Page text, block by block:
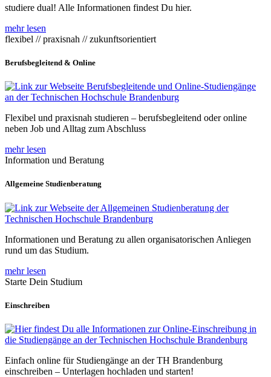
studiere dual! Alle Informationen findest Du hier.
mehr lesen
flexibel // praxisnah // zukunftsorientiert
Berufsbegleitend & Online
Flexibel und praxisnah studieren – berufsbegleitend oder online
neben Job und Alltag zum Abschluss
mehr lesen
Information und Beratung
Allgemeine Studienberatung
Informationen und Beratung zu allen organisatorischen Anliegen
rund um das Studium.
mehr lesen
Starte Dein Studium
Einschreiben
Einfach online für Studiengänge an der TH Brandenburg
einschreiben – Unterlagen hochladen und starten!